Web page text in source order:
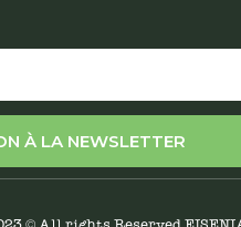
À LA NEWSLETTER